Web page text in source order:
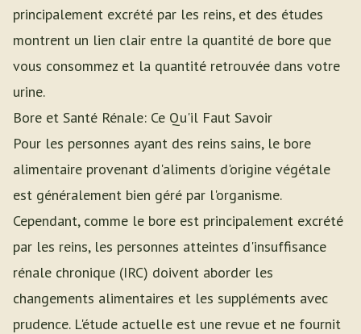
principalement excrété par les reins, et des études
montrent un lien clair entre la quantité de bore que
vous consommez et la quantité retrouvée dans votre
urine.
Bore et Santé Rénale: Ce Qu'il Faut Savoir
Pour les personnes ayant des reins sains, le bore
alimentaire provenant d'aliments d'origine végétale
est généralement bien géré par l'organisme.
Cependant, comme le bore est principalement excrété
par les reins, les personnes atteintes d'insuffisance
rénale chronique (IRC) doivent aborder les
changements alimentaires et les suppléments avec
prudence. L'étude actuelle est une revue et ne fournit